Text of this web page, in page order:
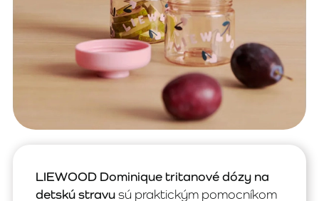
LIEWOOD Dominique tritanové dózy na
detskú stravusú praktickým pomocníkom